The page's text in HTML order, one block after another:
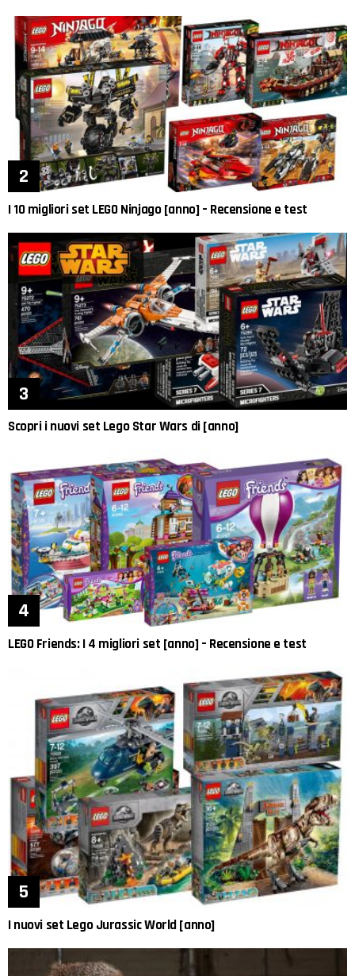
I 10 migliori set LEGO Ninjago [anno] – Recensione e test
Scopri i nuovi set Lego Star Wars di [anno]
LEGO Friends: I 4 migliori set [anno] – Recensione e test
I nuovi set Lego Jurassic World [anno]